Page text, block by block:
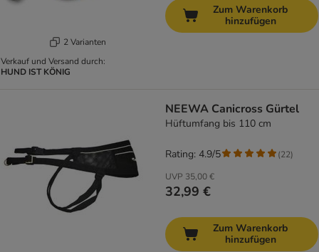
2 Varianten
Verkauf und Versand durch:
HUND IST KÖNIG
Zum Warenkorb
hinzufügen
NEEWA Canicross Gürtel
Hüftumfang bis 110 cm
UVP 35,00 €
32,99 €
Rating: 4.9/5 (22)
Zum Warenkorb
hinzufügen